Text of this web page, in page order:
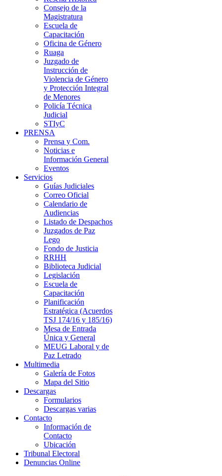
Consejo de la
Magistratura
Escuela de
Capacitación
Oficina de Género
Ruaga
Juzgado de
Instrucción de
Violencia de Género
y Protección Integral
de Menores
Policía Técnica
Judicial
STIyC
PRENSA
Prensa y Com.
Noticias e
Información General
Eventos
Servicios
Guías Judiciales
Correo Oficial
Calendario de
Audiencias
Listado de Despachos
Juzgados de Paz
Lego
Fondo de Justicia
RRHH
Biblioteca Judicial
Legislación
Escuela de
Capacitación
Planificación
Estratégica (Acuerdos
TSJ 174/16 y 185/16)
Mesa de Entrada
Única y General
MEUG Laboral y de
Paz Letrado
Multimedia
Galería de Fotos
Mapa del Sitio
Descargas
Formularios
Descargas varias
Contacto
Información de
Contacto
Ubicación
Tribunal Electoral
Denuncias Online